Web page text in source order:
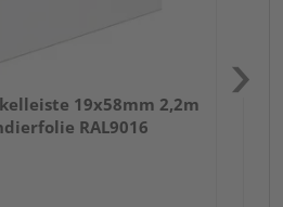
19x58mm 2,2m
RAL9016